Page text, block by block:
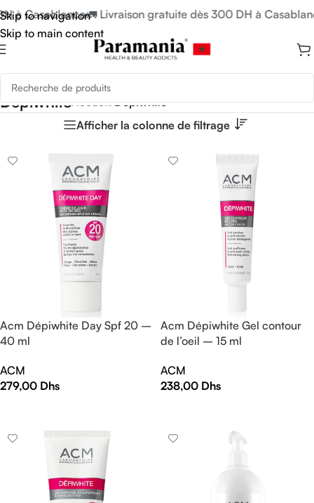
Skip to navigation
Skip to main content
à Casablanca🚛 Livraison gratuite dès 300 DH à
DepiwhiteAccueil/Depiwhite
Afficher la colonne de filtrage
Acm Dépiwhite Day Spf 20 –
40 ml
ACM
279,00 Dhs
Acm Dépiwhite Gel contour
de l’oeil – 15 ml
ACM
238,00 Dhs